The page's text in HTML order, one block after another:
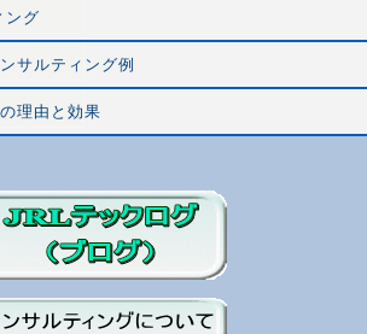
ング
サルティング例
理由と効果